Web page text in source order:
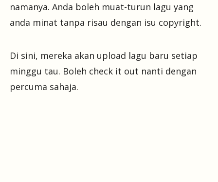
namanya. Anda boleh muat-turun lagu yang
anda minat tanpa risau dengan isu copyright.
Di sini, mereka akan upload lagu baru setiap
minggu tau. Boleh check it out nanti dengan
percuma sahaja.